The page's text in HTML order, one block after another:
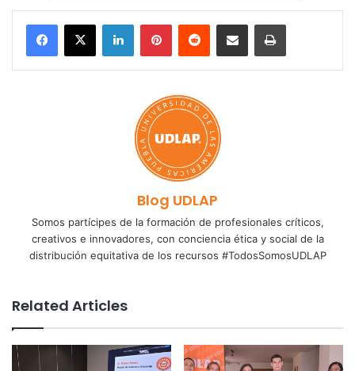
LinkedInPinterestReddit Share via Email Print
Blog UDLAP
Somos partícipes de la formación de profesionales críticos,
creativos e innovadores, con conciencia ética y social de la
distribución equitativa de los recursos #TodosSomosUDLAP
Related Articles